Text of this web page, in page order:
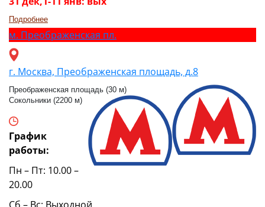
Подробнее
м. Преображенская пл.
г. Москва, Преображенская площадь, д.8
Преображенская площадь (30 м)
Сокольники (2200 м)
График
работы:
Пн – Пт: 10.00 –
20.00